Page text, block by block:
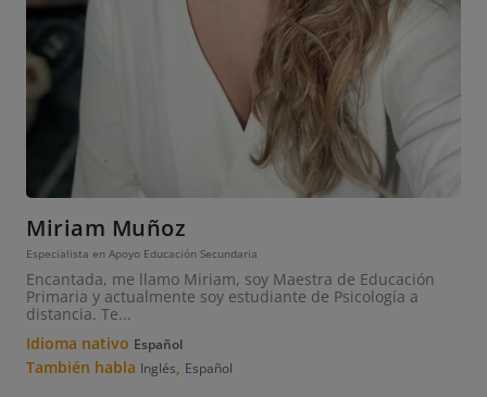
Miriam Muñoz
Especialista en Apoyo Educación Secundaria
Encantada, me llamo Miriam, soy Maestra de Educación
Primaria y actualmente soy estudiante de Psicología a
distancia. Te...
Idioma nativo Español
También habla Inglés, Español